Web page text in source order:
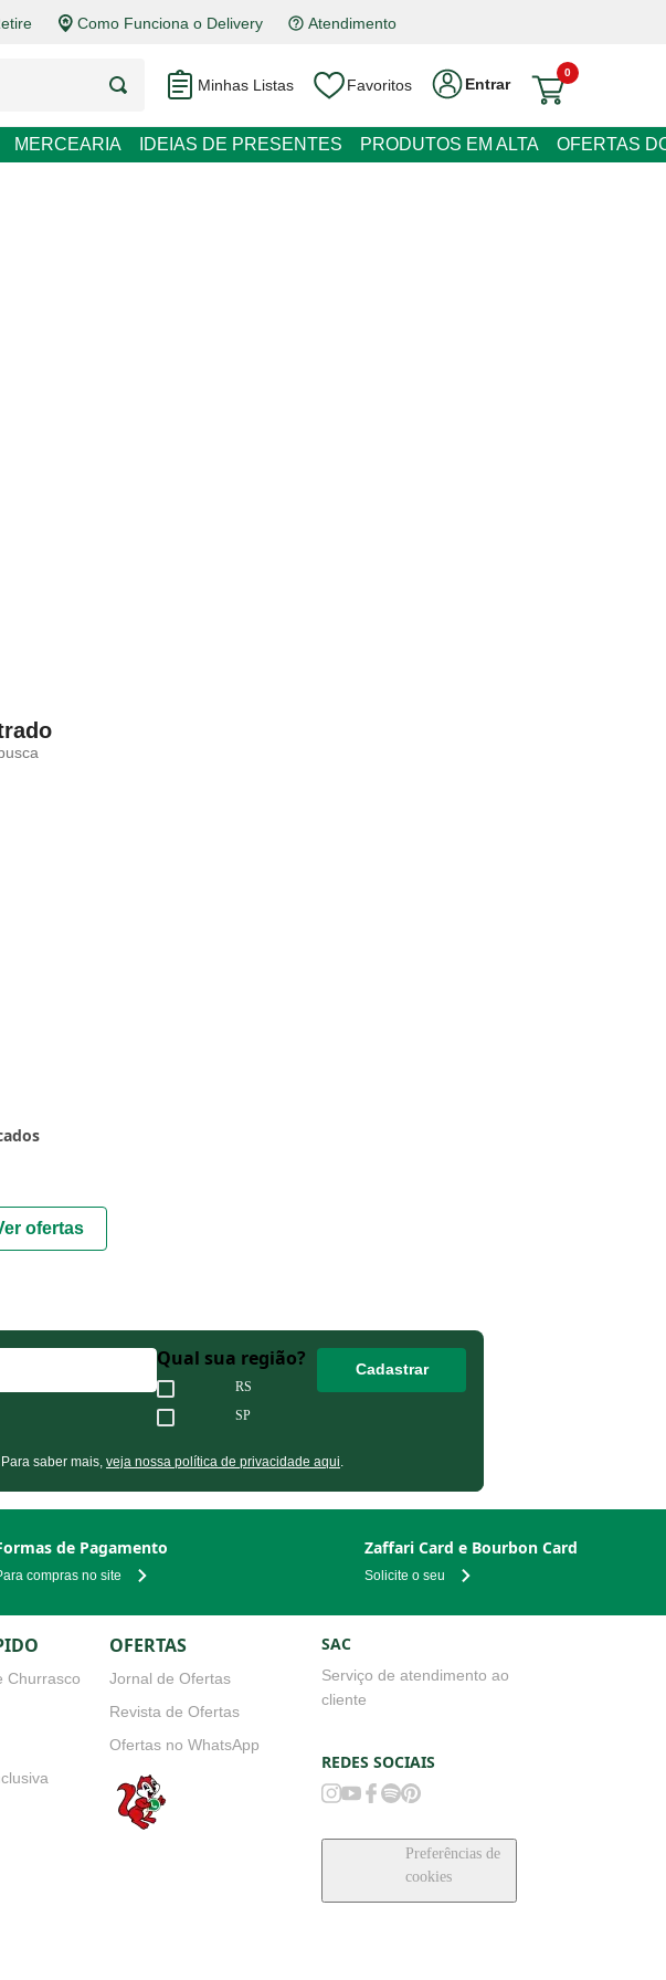
Como Funciona o Delivery Atendimento
Minhas Listas Favoritos Entrar
0
IDEIAS DE PRESENTES PRODUTOS EM ALTA OFERTAS DO DIA
ofertas
Qual sua região?
RS
SP
Cadastrar
saber mais,veja nossa política de privacidade aqui.
de Pagamento
compras no site
Zaffari Card e Bourbon Card
Solicite o seu
OFERTAS
Jornal de Ofertas
Revista de Ofertas
Ofertas no WhatsApp
SAC
Serviço de atendimento ao
cliente
REDES SOCIAIS
Preferências de cookies